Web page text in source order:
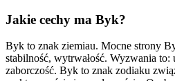
Jakie cechy ma Byk?
Byk to znak ziemiau. Mocne strony
stabilność, wytrwałość. Wyzwania to:
zaborczość. Byk to znak zodiaku